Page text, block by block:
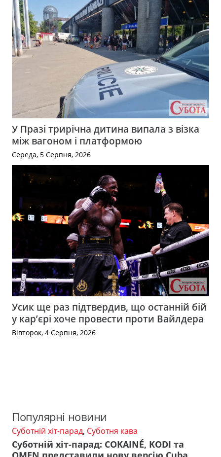
У Празі трирічна дитина випала з візка
між вагоном і платформою
Середа, 5 Серпня, 2026
Усик ще раз підтвердив, що останній бій
у кар’єрі хоче провести проти Вайлдера
Вівторок, 4 Серпня, 2026
Популярні новини
Суботній хіт-парад, Суботня кава
Суботній хіт-парад: COKAINÉ, KODI та